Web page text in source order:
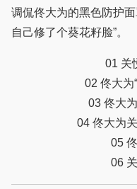
调侃佟大为的黑色防护
自己修了个葵花籽脸”。
01 关
02 佟大为
03 佟大
04 佟大为
05
06